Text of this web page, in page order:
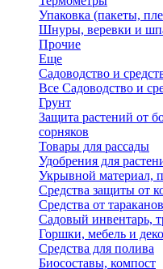
Упаковка (пакеты,
Шнуры, веревки и
Прочие
Еще
Садоводство и
Все Садоводство и
Грунт
Защита растений от
сорняков
Товары для рассады
Удобрения для
Укрывной материал,
Средства защиты от
Средства от
Садовый инвентарь,
Горшки, мебель и
Средства для полива
Биосоставы, компост